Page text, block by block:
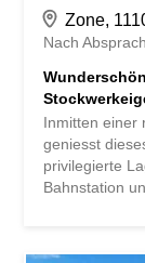
Zone,
Nach
Inmitten einer
geniesst
privilegierte
Bahnstation
der Zeit